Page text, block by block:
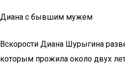
Диана с бывшим мужем
Вскорости Диана Шурыгина
которым прожила около двух